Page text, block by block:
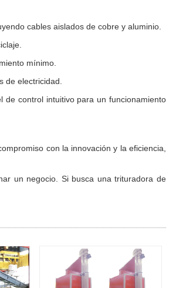
cables aislados de cobre y aluminio.
mínimo.
de electricidad.
de control intuitivo para un funcionamiento
con la innovación y la eficiencia,
un negocio. Si busca una trituradora de